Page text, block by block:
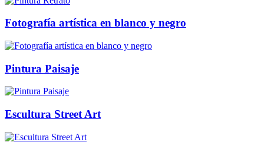
Fotografía artística en blanco y negro
Pintura Paisaje
Escultura Street Art